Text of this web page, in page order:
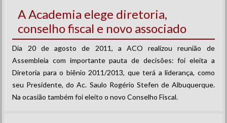
A Academia elege diretoria,
conselho fiscal e novo associado
Dia 20 de agosto de 2011, a ACO realizou reunião de
Assembleia com importante pauta de decisões: foi eleita a
Diretoria para o biênio 2011/2013, que terá a liderança, como
seu Presidente, do Ac. Saulo Rogério Stefen de Albuquerque.
Na ocasião também foi eleito o novo Conselho Fiscal.